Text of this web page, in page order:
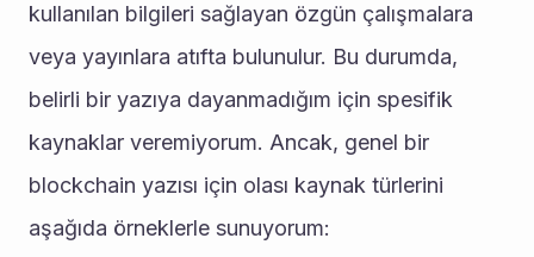
kullanılan bilgileri sağlayan özgün çalışmalara
veya yayınlara atıfta bulunulur. Bu durumda,
belirli bir yazıya dayanmadığım için spesifik
kaynaklar veremiyorum. Ancak, genel bir
blockchain yazısı için olası kaynak türlerini
aşağıda örneklerle sunuyorum: